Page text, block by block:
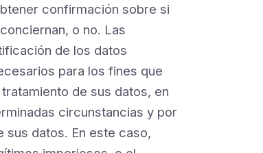
confirmación sobre si
o no. Las
de los datos
para los fines que
de sus datos, en
circunstancias y por
sus datos. En este caso,